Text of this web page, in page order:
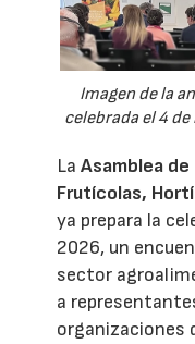
Imagen de la
celebrada el 4
LaAsamblea
Frutícolas,
ya prepara la
2026, un
sector
a
organizaciones